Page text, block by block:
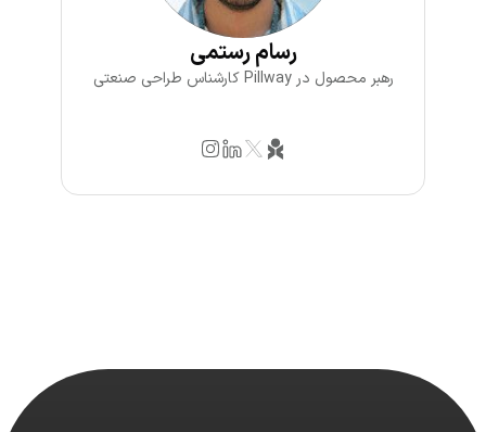
رسام رستمی
رهبر محصول در Pillway کارشناس طراحی صنعتی